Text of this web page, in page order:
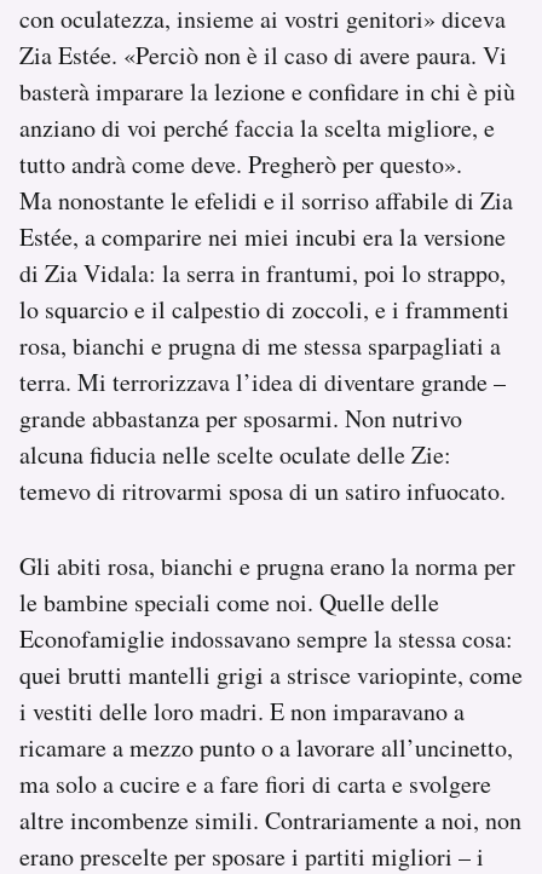
con oculatezza, insieme ai vostri genitori» diceva
Zia Estée. «Perciò non è il caso di avere paura. Vi
basterà imparare la lezione e confidare in chi è più
anziano di voi perché faccia la scelta migliore, e
tutto andrà come deve. Pregherò per questo».
Ma nonostante le efelidi e il sorriso affabile di Zia
Estée, a comparire nei miei incubi era la versione
di Zia Vidala: la serra in frantumi, poi lo strappo,
lo squarcio e il calpestio di zoccoli, e i frammenti
rosa, bianchi e prugna di me stessa sparpagliati a
terra. Mi terrorizzava l’idea di diventare grande –
grande abbastanza per sposarmi. Non nutrivo
alcuna fiducia nelle scelte oculate delle Zie:
temevo di ritrovarmi sposa di un satiro infuocato.
Gli abiti rosa, bianchi e prugna erano la norma per
le bambine speciali come noi. Quelle delle
Econofamiglie indossavano sempre la stessa cosa:
quei brutti mantelli grigi a strisce variopinte, come
i vestiti delle loro madri. E non imparavano a
ricamare a mezzo punto o a lavorare all’uncinetto,
ma solo a cucire e a fare fiori di carta e svolgere
altre incombenze simili. Contrariamente a noi, non
erano prescelte per sposare i partiti migliori – i